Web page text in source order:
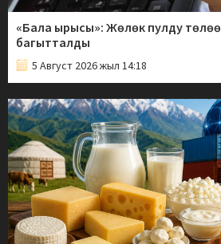
«Бала ырысы»: Жөлөк пулду
багытталды
5 Август 2026 жыл 14:18